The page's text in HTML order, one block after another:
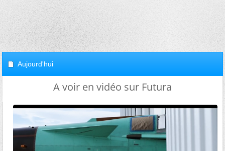
Aujourd'hui
A voir en vidéo sur Futura